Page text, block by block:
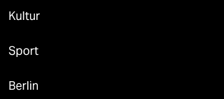
Kultur
Sport
Berlin